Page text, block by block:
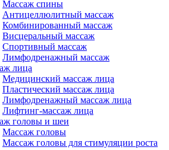
Массаж спины
Антицеллюлитный массаж
Комбинированный массаж
Висцеральный массаж
Спортивный массаж
Лимфодренажный массаж
лица
Медицинский массаж лица
Пластический массаж лица
Лимфодренажный массаж лица
Лифтинг-массаж лица
головы и шеи
Массаж головы
Массаж головы для стимуляции роста